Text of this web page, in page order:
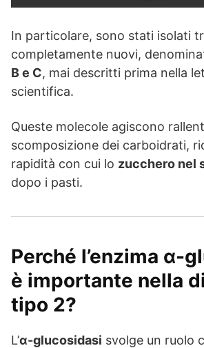
In particolare, sono stati isolati
completamente nuovi,
B e C, mai descritti prima nella
scientifica.
Queste molecole agiscono
scomposizione dei carboidrati,
rapidità con cui lo zucchero nel
dopo i pasti.
Perché l’enzima α-
è importante nella
tipo 2?
L’α-glucosidasi svolge un ruolo